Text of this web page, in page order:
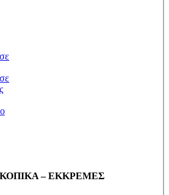
– ΕΚΚΡΕΜΕΣ